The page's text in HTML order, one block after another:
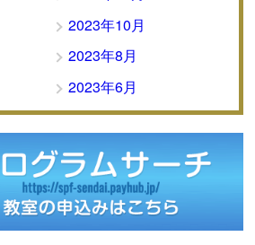
2023年10月
2023年8月
2023年6月